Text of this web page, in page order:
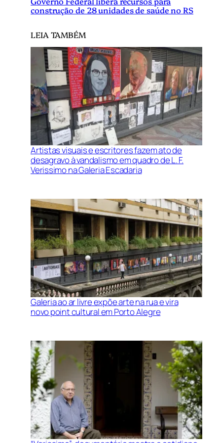
construção de 28 unidades de saúde no RS
LEIA TAMBÉM
Artistas visuais e escritores fazem ato de
desagravo à vandalismo em quadro de L. F.
Verissimo na Galeria Escadaria
Galeria ao ar livre expõe arte na rua e vira
novo point cultural em Porto Alegre